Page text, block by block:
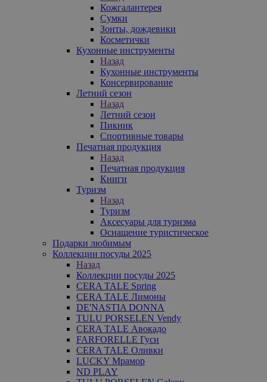
Кожгалантерея
Сумки
Зонты, дождевики
Косметички
Кухонные инструменты
Назад
Кухонные инструменты
Консервирование
Летний сезон
Назад
Летний сезон
Пикник
Спортивные товары
Печатная продукция
Назад
Печатная продукция
Книги
Туризм
Назад
Туризм
Аксесуары для туризма
Оснащение туристическое
Подарки любимым
Коллекции посуды 2025
Назад
Коллекции посуды 2025
CERA TALE Spring
CERA TALE Лимоны
DE'NASTIA DONNA
TULU PORSELEN Vendy
CERA TALE Авокадо
FARFORELLE Гуси
CERA TALE Оливки
LUCKY Мрамор
ND PLAY